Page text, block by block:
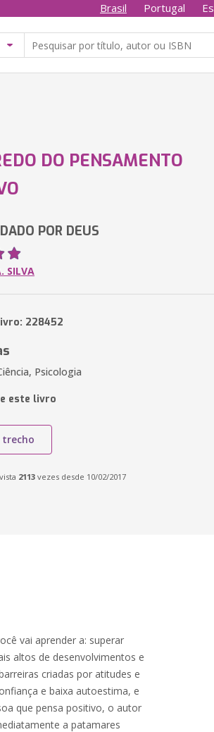
Brasil Portugal
DO PENSAMENTO
POR DEUS
SILVA
228452
Psicologia
este livro
trecho
2113 vezes desde 10/02/2017
vai aprender a: superar
altos de desenvolvimentos e
criadas por atitudes e
e baixa autoestima, e
que pensa positivo, o autor
a patamares